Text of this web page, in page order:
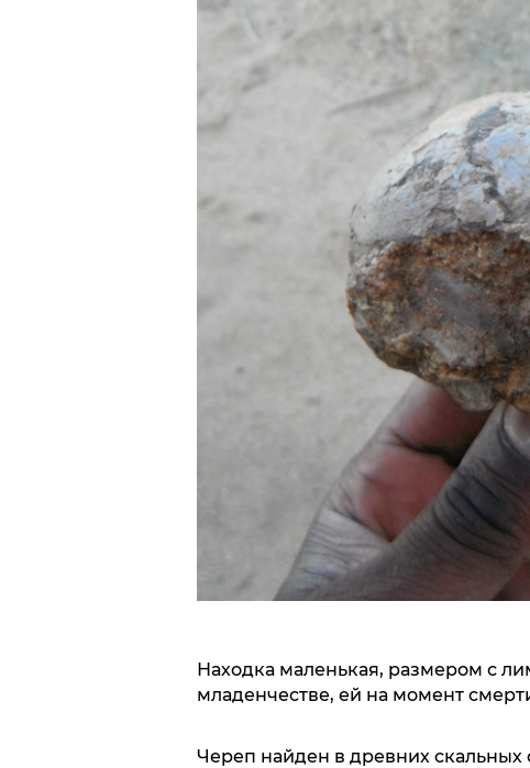
Находка маленькая, размером с
младенчестве, ей на момент
Череп найден в древних скальных